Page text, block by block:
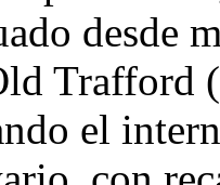
desde
Trafford
el